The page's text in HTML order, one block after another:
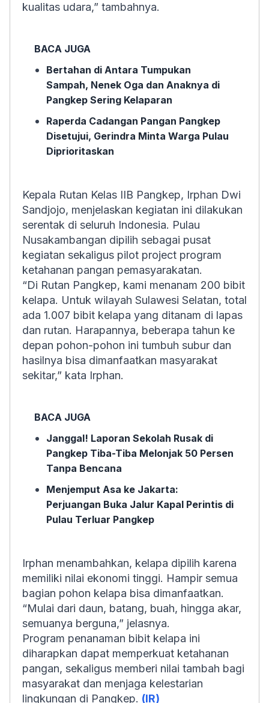
kualitas udara,” tambahnya.
BACA JUGA
Bertahan di Antara Tumpukan
Sampah, Nenek Oga dan Anaknya di
Pangkep Sering Kelaparan
Raperda Cadangan Pangan Pangkep
Disetujui, Gerindra Minta Warga Pulau
Diprioritaskan
Kepala Rutan Kelas IIB Pangkep, Irphan Dwi
Sandjojo, menjelaskan kegiatan ini dilakukan
serentak di seluruh Indonesia. Pulau
Nusakambangan dipilih sebagai pusat
kegiatan sekaligus pilot project program
ketahanan pangan pemasyarakatan.
“Di Rutan Pangkep, kami menanam 200 bibit
kelapa. Untuk wilayah Sulawesi Selatan, total
ada 1.007 bibit kelapa yang ditanam di lapas
dan rutan. Harapannya, beberapa tahun ke
depan pohon-pohon ini tumbuh subur dan
hasilnya bisa dimanfaatkan masyarakat
sekitar,” kata Irphan.
BACA JUGA
Janggal! Laporan Sekolah Rusak di
Pangkep Tiba-Tiba Melonjak 50 Persen
Tanpa Bencana
Menjemput Asa ke Jakarta:
Perjuangan Buka Jalur Kapal Perintis di
Pulau Terluar Pangkep
Irphan menambahkan, kelapa dipilih karena
memiliki nilai ekonomi tinggi. Hampir semua
bagian pohon kelapa bisa dimanfaatkan.
“Mulai dari daun, batang, buah, hingga akar,
semuanya berguna,” jelasnya.
Program penanaman bibit kelapa ini
diharapkan dapat memperkuat ketahanan
pangan, sekaligus memberi nilai tambah bagi
masyarakat dan menjaga kelestarian
lingkungan di Pangkep. (IR)